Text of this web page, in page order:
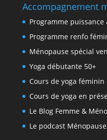
Accompagnement
Programme
Programme renfo
Ménopause spécial
Yoga débutante 50+
Cours de yoga féminin
Cours de yoga en
Le Blog Femme &
Le podcast